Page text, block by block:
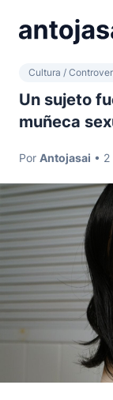
Cultura /
Un sujeto
muñeca
Por Antojasai •